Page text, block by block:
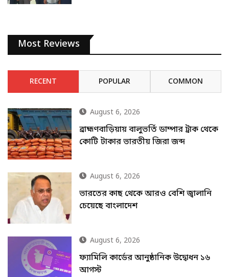
Most Reviews
RECENT POPULAR COMMON
August 6, 2026
ব্রাহ্মণবাড়িয়ায় বালুভর্তি ডাম্পার ট্রাক থেকে
কোটি টাকার ভারতীয় জিরা জব্দ
August 6, 2026
ভারতের কাছ থেকে আরও বেশি জ্বালানি
চেয়েছে বাংলাদেশ
August 6, 2026
ফ্যামিলি কার্ডের আনুষ্ঠানিক উদ্বোধন ১৬
আগস্ট